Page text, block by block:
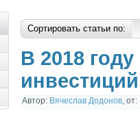
Сортировать статьи по:
В 2018
Автор: Вячеслав Додонов, от: